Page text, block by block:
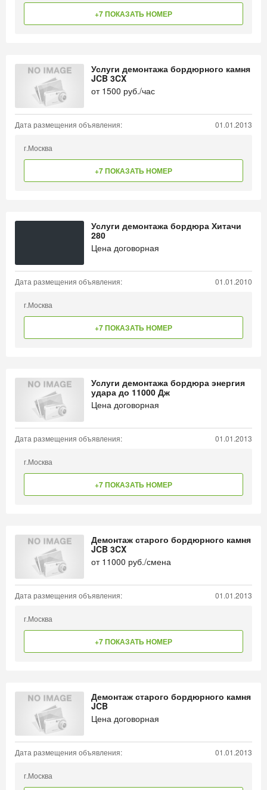
+7 ПОКАЗАТЬ НОМЕР
Услуги демонтажа бордюрного камня
JCB 3CX
от 1500 руб./час
Дата размещения объявления: 01.01.2013
г.Москва
+7 ПОКАЗАТЬ НОМЕР
Услуги демонтажа бордюра Хитачи
280
Цена договорная
Дата размещения объявления: 01.01.2010
г.Москва
+7 ПОКАЗАТЬ НОМЕР
Услуги демонтажа бордюра энергия
удара до 11000 Дж
Цена договорная
Дата размещения объявления: 01.01.2013
г.Москва
+7 ПОКАЗАТЬ НОМЕР
Демонтаж старого бордюрного камня
JCB 3CX
от 11000 руб./смена
Дата размещения объявления: 01.01.2013
г.Москва
+7 ПОКАЗАТЬ НОМЕР
Демонтаж старого бордюрного камня
JCB
Цена договорная
Дата размещения объявления: 01.01.2013
г.Москва